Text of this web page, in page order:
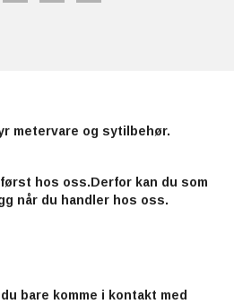
metervare og sytilbehør.
hos oss.Derfor kan du som
når du handler hos oss.
bare komme i kontakt med